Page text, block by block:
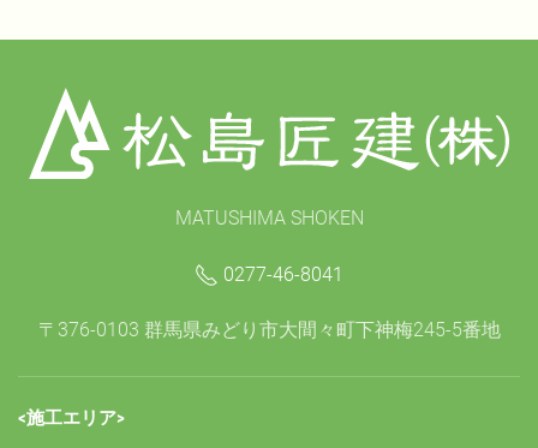
MATUSHIMA SHOKEN
0277-46-8041
〒376-0103 群馬県みどり市大間々町下神梅245-5番地
<施工エリア>